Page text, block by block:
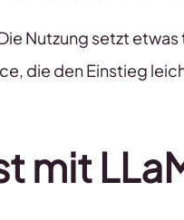
Nutzung setzt
die den Einstieg
mit